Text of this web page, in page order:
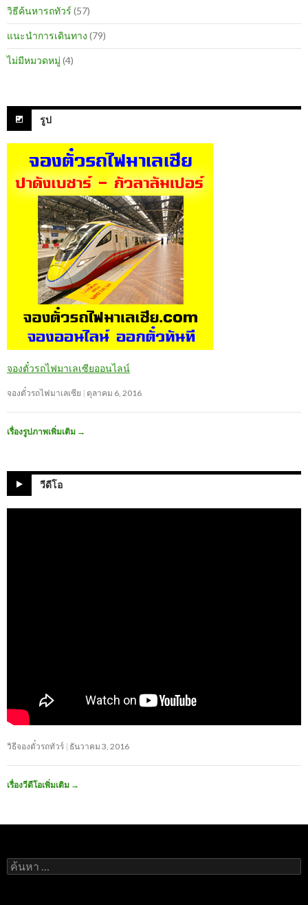
วิธีค้นหารถทัวร์ (57)
แนะนำการเดินทาง (79)
ไม่มีหมวดหมู่ (4)
รูป
จองตั๋วรถไฟมาเลเซียออนไลน์
จองตั๋วรถไฟมาเลเซีย ตุลาคม 6, 2016
เรื่องรูปภาพเพิ่มเติม →
วีดีโอ
วิธีจองตั๋วรถทัวร์ ธันวาคม 3, 2016
เรื่องวีดีโอเพิ่มเติม →
ค้นหา
สำหรับ: